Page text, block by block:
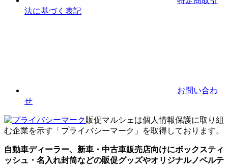
法に基づく表記
お問い合わ
せ
販促マルシェは個人情報保護に取り組
む企業を示す「プライバシーマーク」を取得しております。
自動車ディーラー、新車・中古車販売店向けにボックスティ
ッシュ・名入れ封筒などの販促グッズやオリジナルノベルテ